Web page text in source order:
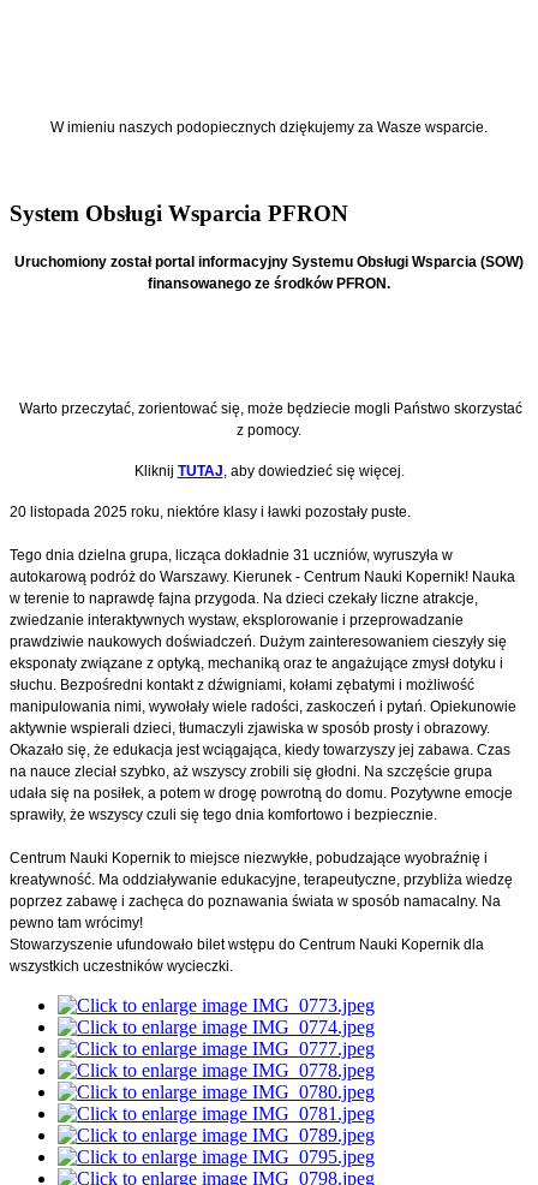
W imieniu naszych podopiecznych dziękujemy za Wasze wsparcie.
System Obsługi Wsparcia PFRON
Uruchomiony został portal informacyjny Systemu Obsługi Wsparcia (SOW)
finansowanego ze środków PFRON.
Warto przeczytać, zorientować się, może będziecie mogli Państwo skorzystać
z pomocy.
Kliknij TUTAJ , aby dowiedzieć się więcej.
20 listopada 2025 roku, niektóre klasy i ławki pozostały puste.
Tego dnia dzielna grupa, licząca dokładnie 31 uczniów, wyruszyła w
autokarową podróż do Warszawy. Kierunek - Centrum Nauki Kopernik! Nauka
w terenie to naprawdę fajna przygoda. Na dzieci czekały liczne atrakcje,
zwiedzanie interaktywnych wystaw, eksplorowanie i przeprowadzanie
prawdziwie naukowych doświadczeń. Dużym zainteresowaniem cieszyły się
eksponaty związane z optyką, mechaniką oraz te angażujące zmysł dotyku i
słuchu. Bezpośredni kontakt z dźwigniami, kołami zębatymi i możliwość
manipulowania nimi, wywołały wiele radości, zaskoczeń i pytań. Opiekunowie
aktywnie wspierali dzieci, tłumaczyli zjawiska w sposób prosty i obrazowy.
Okazało się, że edukacja jest wciągająca, kiedy towarzyszy jej zabawa. Czas
na nauce zleciał szybko, aż wszyscy zrobili się głodni. Na szczęście grupa
udała się na posiłek, a potem w drogę powrotną do domu. Pozytywne emocje
sprawiły, że wszyscy czuli się tego dnia komfortowo i bezpiecznie.
Centrum Nauki Kopernik to miejsce niezwykłe, pobudzające wyobraźnię i
kreatywność. Ma oddziaływanie edukacyjne, terapeutyczne, przybliża wiedzę
poprzez zabawę i zachęca do poznawania świata w sposób namacalny. Na
pewno tam wrócimy!
Stowarzyszenie ufundowało bilet wstępu do Centrum Nauki Kopernik dla
wszystkich uczestników wycieczki.